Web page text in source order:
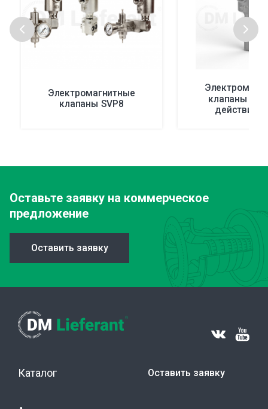
Электромагнитные
клапаны SVP8
клапаны
действия
Оставьте заявку на коммерческое
предложение
Оставить заявку
Каталог Оставить заявку